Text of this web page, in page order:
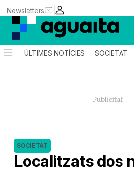
|
Newsletters
ÚLTIMES NOTÍCIES SOCIETAT
Localitzats dos
SOCIETAT